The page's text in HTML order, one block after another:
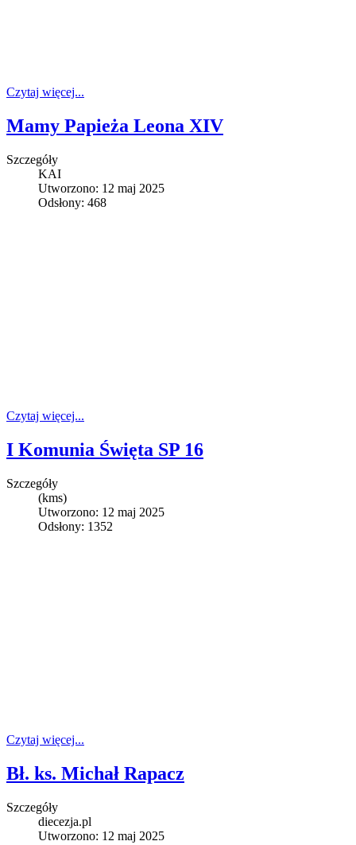
Czytaj więcej...
Mamy Papieża Leona XIV
Szczegóły
KAI
Utworzono: 12 maj 2025
Odsłony: 468
Czytaj więcej...
I Komunia Święta SP 16
Szczegóły
(kms)
Utworzono: 12 maj 2025
Odsłony: 1352
Czytaj więcej...
Bł. ks. Michał Rapacz
Szczegóły
diecezja.pl
Utworzono: 12 maj 2025